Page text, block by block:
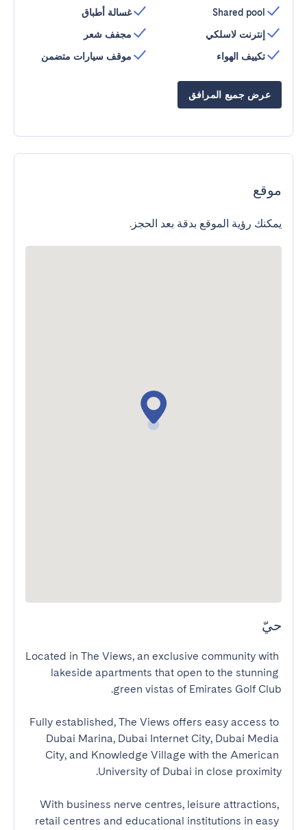
Shared pool
إنترنت لاسلكي
تكييف الهواء
غسالة أطباق
مجفف شعر
موقف سيارات متضمن
عرض جميع المرافق
موقع
يمكنك رؤية الموقع بدقة بعد الحجز.
حيّ
Located in The Views, an exclusive community with
lakeside apartments that open to the stunning
Fully established, The Views offers easy access to
Dubai Marina, Dubai Internet City, Dubai Media
City, and Knowledge Village with the American
With business nerve centres, leisure attractions,
retail centres and educational institutions in easy